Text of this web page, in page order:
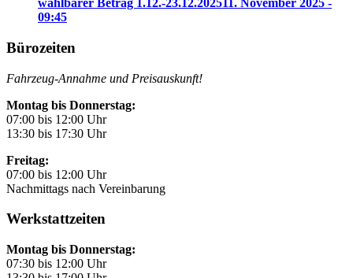
wählbarer Betrag 1.12.-23.12.202511. November 2025 -
09:45
Bürozeiten
Fahrzeug-Annahme und Preisauskunft!
Montag bis Donnerstag:
07:00 bis 12:00 Uhr
13:30 bis 17:30 Uhr
Freitag:
07:00 bis 12:00 Uhr
Nachmittags nach Vereinbarung
Werkstattzeiten
Montag bis Donnerstag:
07:30 bis 12:00 Uhr